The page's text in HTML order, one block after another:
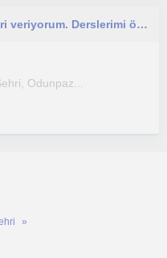
Her yaş grubuna İngilizce dersleri veriyorum. Derslerimi öğrencinin hedeflerine göre planlıyorum.
Odunpaz...